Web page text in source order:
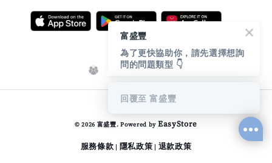
© 2026 富盛豐. Powered by EasyStore
服務條款 隱私政策 退款政策
富盛豐
為了更快協助你，請先選擇想詢
問的問題類型 👇
回覆至 富盛豐